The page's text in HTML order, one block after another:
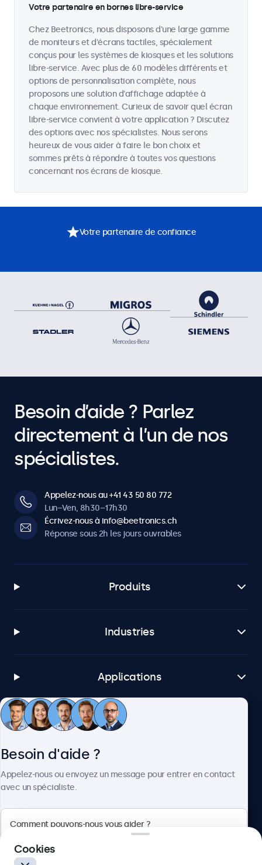
Votre partenaire en bornes libre-service
Chez Beetronics, nous disposons d'une large gamme
de moniteurs et d'écrans tactiles, spécialement
conçus pour les systèmes de kiosques et les solutions
libre-service. Avec plus de 60 modèles différents et
options de personnalisation complète, nous
proposons une solution d'affichage adaptée à
chaque environnement. Curieux de savoir quel écran
libre-service convient à votre application ? Discutez
des options avec nos spécialistes. Nous serons
heureux de vous aider à faire le bon choix et
sommes prêts à répondre à toutes vos questions
concernant nos écrans de kiosque.
Votre partenaire de confiance
Besoin d’aide ? Parlez
directement à l’un de nos
spécialistes.
Appelez-nous au +41 43 50 80 772
Lun–Ven, 8h30–17h30
Écrivez-nous à info@beetronics.ch
Réponse sous 2h les jours ouvrables
Produits
Industries
Applications
Service client
Besoin d'aide ?
Appelez-nous ou envoyez un message pour entrer en contact
avec un spécialiste.
Cookies